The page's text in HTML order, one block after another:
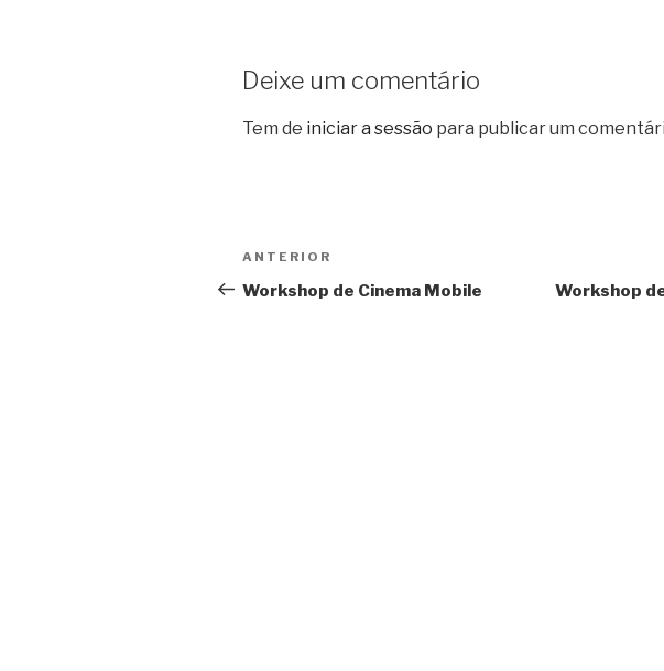
Deixe um comentário
Tem de iniciar a sessão para publicar um
Navegação
de
Conteúdo
anterior
ANTERIOR
Workshop de Cinema Mobile
Workshop